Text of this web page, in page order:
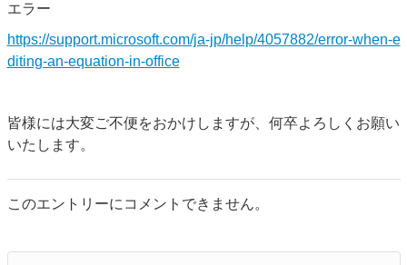
エラー
https://support.microsoft.com/ja-jp/help/4057882/error-when-e
diting-an-equation-in-office
皆様には大変ご不便をおかけしますが、何卒よろしくお願い
いたします。
このエントリーにコメントできません。